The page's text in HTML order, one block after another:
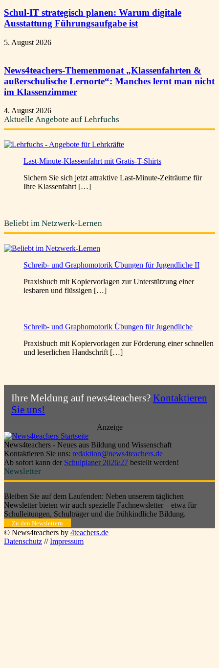
Schul-IT strategisch planen: Warum digitale
Ausstattung Führungsaufgabe ist
5. August 2026
News4teachers-Themenmonat „Klassenfahrten &
außerschulische Lernorte“: Manches lernt man nicht
im Klassenzimmer
4. August 2026
Aktuelle Angebote auf Lehrfuchs
Last-Minute-Klassenfahrt mit Gratis-T-Shirts
Sichern Sie sich jetzt attraktive Last-Minute-Zeiträume für
Ihre Klassenfahrt […]
Beliebt im Netzwerk-Lernen
Schreib- und Graphomotorik Übungen für Jugendliche II
Praxisbuch mit Kopiervorlagen zur Unterstützung einer
lesbaren und flüssigen […]
Schreib- und Graphomotorik Übungen für Jugendliche
Praxisbuch mit Kopiervorlagen zur Förderung einer schnellen
und leserlichen Handschrift […]
Ihre Meldung auf news4teachers? Kontaktieren
Sie uns!
Anzeige
News4teachers - Neues aus Bildung und Wissenschaft
Kontaktieren Sie uns: redaktion@news4teachers.de
Ab sofort kann der Schulplaner 2026/27 bestellt werden!
Newsletter
Bleiben Sie auf dem Laufenden: Neben unserem täglichen
Newsletter bieten wir auch spezielle Fachnewsletter – etwa für
Schulleitungen, Schulträger und die frühkindliche Bildung.
Zu den Newslettern
© News4teachers by 4teachers.de
Datenschutz //Impressum